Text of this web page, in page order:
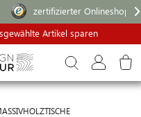
zertifizierter Onlineshop
Artikel sparen